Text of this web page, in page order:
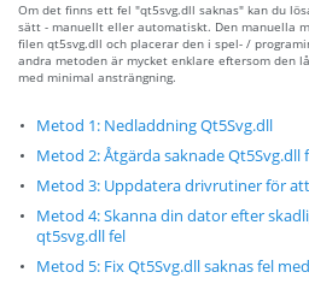
Om det finns ett fel "qt5svg.dll saknas" kan du
sätt - manuellt eller automatiskt. Den manuella
filen qt5svg.dll och placerar den i spel- /
andra metoden är mycket enklare eftersom den
med minimal ansträngning.
Metod 1: Nedladdning Qt5Svg.dll
Metod 2: Åtgärda saknade
Metod 3: Uppdatera drivrutiner för
Metod 4: Skanna din dator efter
qt5svg.dll fel
Metod 5: Fix Qt5Svg.dll saknas fel